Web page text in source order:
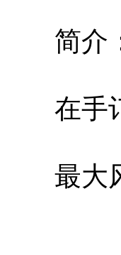
简介
在手
最大